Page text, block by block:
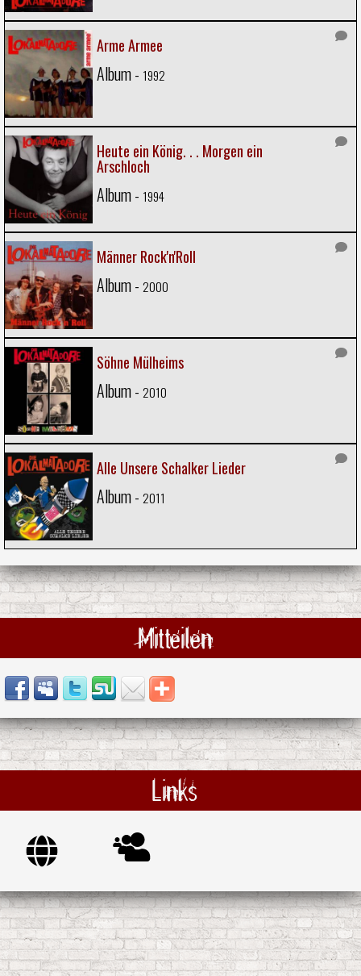
Arme Armee
Album - 1992
Heute ein König. . . Morgen ein
Arschloch
Album - 1994
Männer Rock'n'Roll
Album - 2000
Söhne Mülheims
Album - 2010
Alle Unsere Schalker Lieder
Album - 2011
Mitteilen
Links